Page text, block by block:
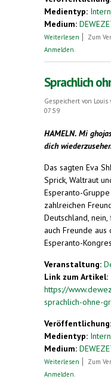
Medientyp:
Medium:
Weiterlesen überZum
Anmelden
Sprachlich
Gespeichert von Louis
07:59
HAMELN. Mi
dich
Das sagten Eva
Sprick, Waltraut
Esperanto-
zahlreichen
Deutschland,
auch Freunde aus
Esperanto-
Veranstaltung:
Link zum Artikel:
https://
sprachlich-ohne-
Veröffentlichung:
Medientyp:
Medium:
Weiterlesen überZum
Anmelden